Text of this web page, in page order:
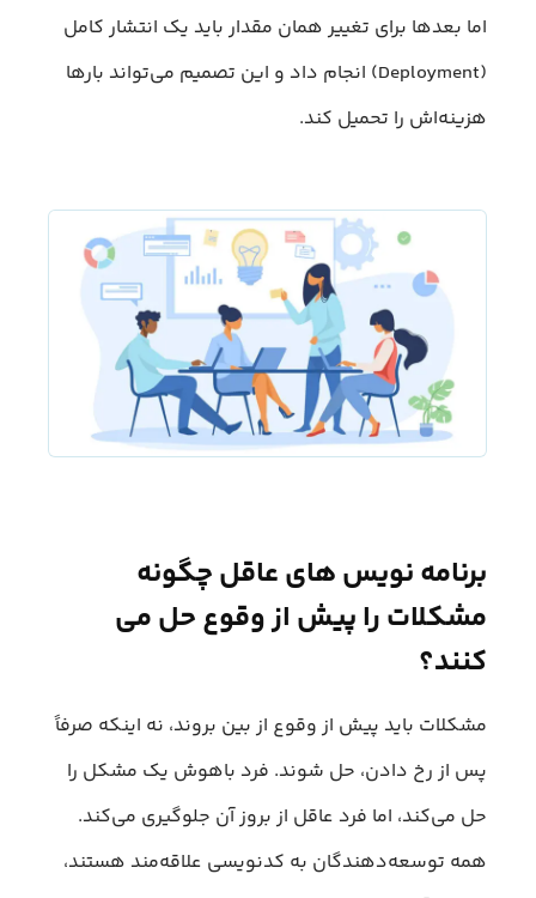
اما بعدها برای تغییر همان مقدار باید یک انتشار کامل
(Deployment) انجام داد و این تصمیم می‌تواند بارها
هزینه‌اش را تحمیل کند.
برنامه‌ نویس‌ های عاقل چگونه
مشکلات را پیش از وقوع حل می‌
کنند؟
مشکلات باید پیش از وقوع از بین بروند، نه اینکه صرفاً
پس از رخ دادن، حل شوند. فرد باهوش یک مشکل را
حل می‌کند، اما فرد عاقل از بروز آن جلوگیری می‌کند.
همه توسعه‌دهندگان به کدنویسی علاقه‌مند هستند،